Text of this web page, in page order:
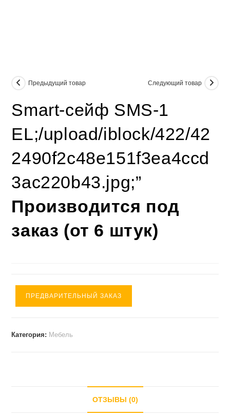
Предыдущий товар Следующий товар
Smart-сейф SMS-1
EL;/upload/iblock/422/42
2490f2c48e151f3ea4ccd
3ac220b43.jpg;”
Производится под
заказ (от 6 штук)
ПРЕДВАРИТЕЛЬНЫЙ ЗАКАЗ
Категория: Мебель
ОТЗЫВЫ (0)